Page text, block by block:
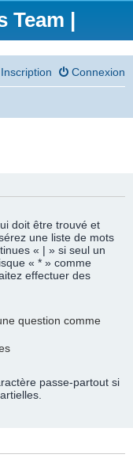
Team |
Connexion
Inscription
doit être trouvé et
une liste de mots
« | » si seul un
« * » comme
effectuer des
question comme
passe-partout si